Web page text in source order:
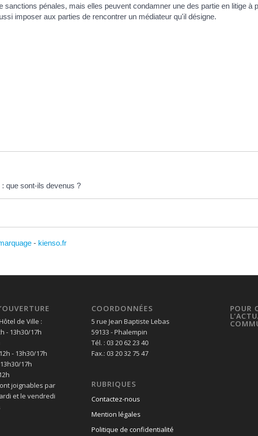
pénales, mais elles peuvent condamner une des partie en litige à
imposer aux parties de rencontrer un médiateur qu'il désigne.
que sont-ils devenus ?
- kienso.fr
de Ville :
- 13h30/17h
- 13h30/17h
17h
joignables par
et le vendredi
COORDONNÉES
5 rue Jean Baptiste Lebas
59133 - Phalempin
Tél. : 03 20 62 23 40
Fax.: 03 20 32 75 47
RUBRIQUES
Contactez-nous
Mention légales
Politique de confidentialité
POUR